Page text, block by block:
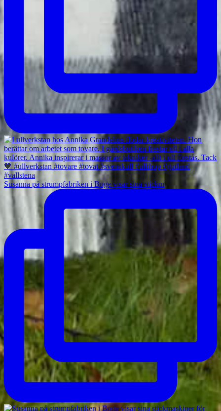
Susanna på strumpfabriken i Boge visar sina stickm